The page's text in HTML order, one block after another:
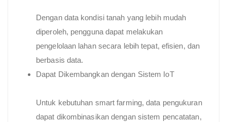
Dengan data kondisi tanah yang lebih mudah
diperoleh, pengguna dapat melakukan
pengelolaan lahan secara lebih tepat, efisien, dan
berbasis data.
Dapat Dikembangkan dengan Sistem IoT
Untuk kebutuhan smart farming, data pengukuran
dapat dikombinasikan dengan sistem pencatatan,